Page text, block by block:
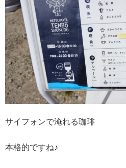
サイフォンで淹れる珈琲
本格的ですね♪